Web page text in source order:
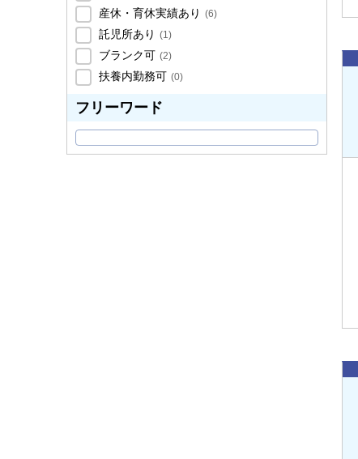
産休・育休実績あり (6)
託児所あり (1)
ブランク可 (2)
扶養内勤務可 (0)
フリーワード